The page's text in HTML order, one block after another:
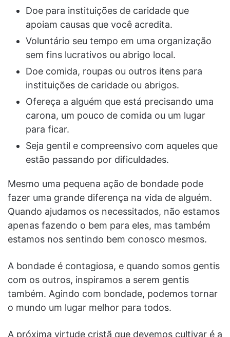
Doe para instituições de caridade que
apoiam causas que você acredita.
Voluntário seu tempo em uma organização
sem fins lucrativos ou abrigo local.
Doe comida, roupas ou outros itens para
instituições de caridade ou abrigos.
Ofereça a alguém que está precisando uma
carona, um pouco de comida ou um lugar
para ficar.
Seja gentil e compreensivo com aqueles que
estão passando por dificuldades.
Mesmo uma pequena ação de bondade pode
fazer uma grande diferença na vida de alguém.
Quando ajudamos os necessitados, não estamos
apenas fazendo o bem para eles, mas também
estamos nos sentindo bem conosco mesmos.
A bondade é contagiosa, e quando somos gentis
com os outros, inspiramos a serem gentis
também. Agindo com bondade, podemos tornar
o mundo um lugar melhor para todos.
A próxima virtude cristã que devemos cultivar é a